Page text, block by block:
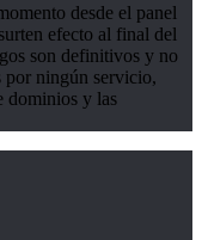
desde el panel
efecto al final del
son definitivos y no
por ningún servicio,
dominios y las